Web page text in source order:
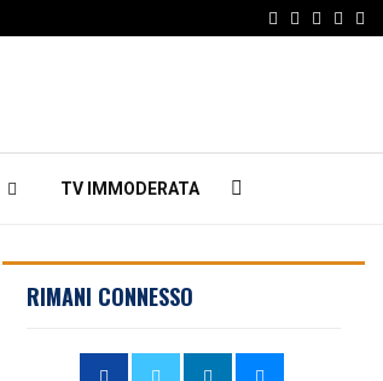
Facebook
Twitter
TV IMMODERATA
RIMANI CONNESSO